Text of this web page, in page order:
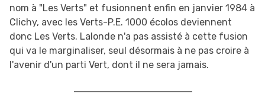
nom à "Les Verts" et fusionnent enfin en janvier 1984 à
Clichy, avec les Verts-P.E. 1000 écolos deviennent
donc Les Verts. Lalonde n'a pas assisté à cette fusion
qui va le marginaliser, seul désormais à ne pas croire à
l'avenir d'un parti Vert, dont il ne sera jamais.